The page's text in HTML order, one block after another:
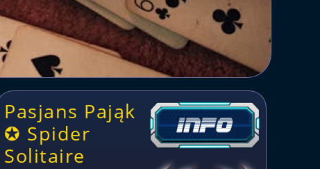
Pasjans Pająk
✪ Spider
Solitaire